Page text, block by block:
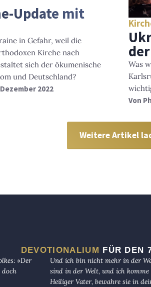
Update mit
in Gefahr, weil die
Kirche nach
sich der ökumenische
und Deutschland?
2022
Was
Von
Weitere Artikel
DEVOTIONALIUM
FÜR DEN
»Der
Und ich bin nicht mehr in der
sind in der Welt, und ich komme
Heiliger Vater, bewahre sie in